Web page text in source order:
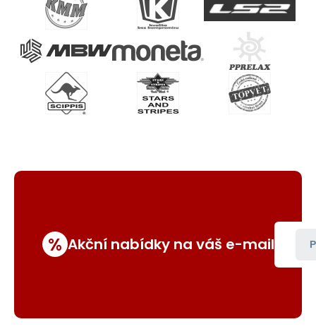
% Akční nabídky na váš e-mail